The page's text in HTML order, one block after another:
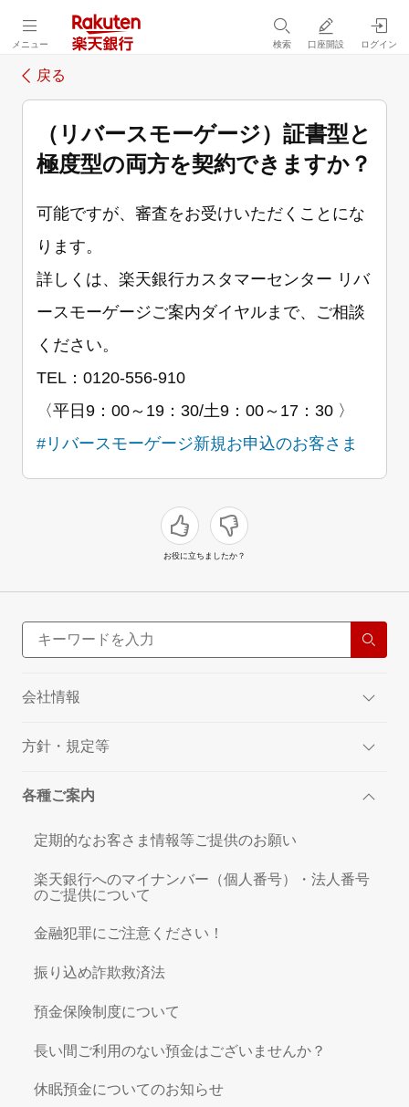
メニュー 検索 口座開設 ログイン
戻る
（リバースモーゲージ）証書型と
極度型の両方を契約できますか？
可能ですが、審査をお受けいただくことにな
ります。
詳しくは、楽天銀行カスタマーセンター リバ
ースモーゲージご案内ダイヤルまで、ご相談
ください。
TEL：0120-556-910
〈平日9：00～19：30/土9：00～17：30 〉
#リバースモーゲージ新規お申込のお客さま
お役に立ちましたか？
会社情報
方針・規定等
各種ご案内
定期的なお客さま情報等ご提供のお願い
楽天銀行へのマイナンバー（個人番号）・法人番号
のご提供について
金融犯罪にご注意ください！
振り込め詐欺救済法
預金保険制度について
長い間ご利用のない預金はございませんか？
休眠預金についてのお知らせ